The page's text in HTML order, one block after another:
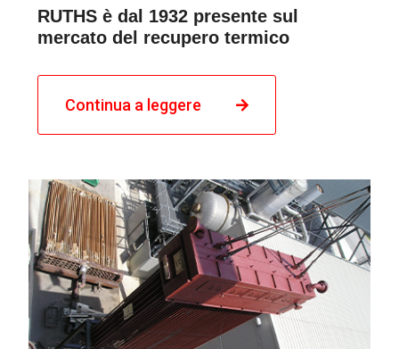
RUTHS è dal 1932 presente sul
mercato del recupero termico
Continua a leggere